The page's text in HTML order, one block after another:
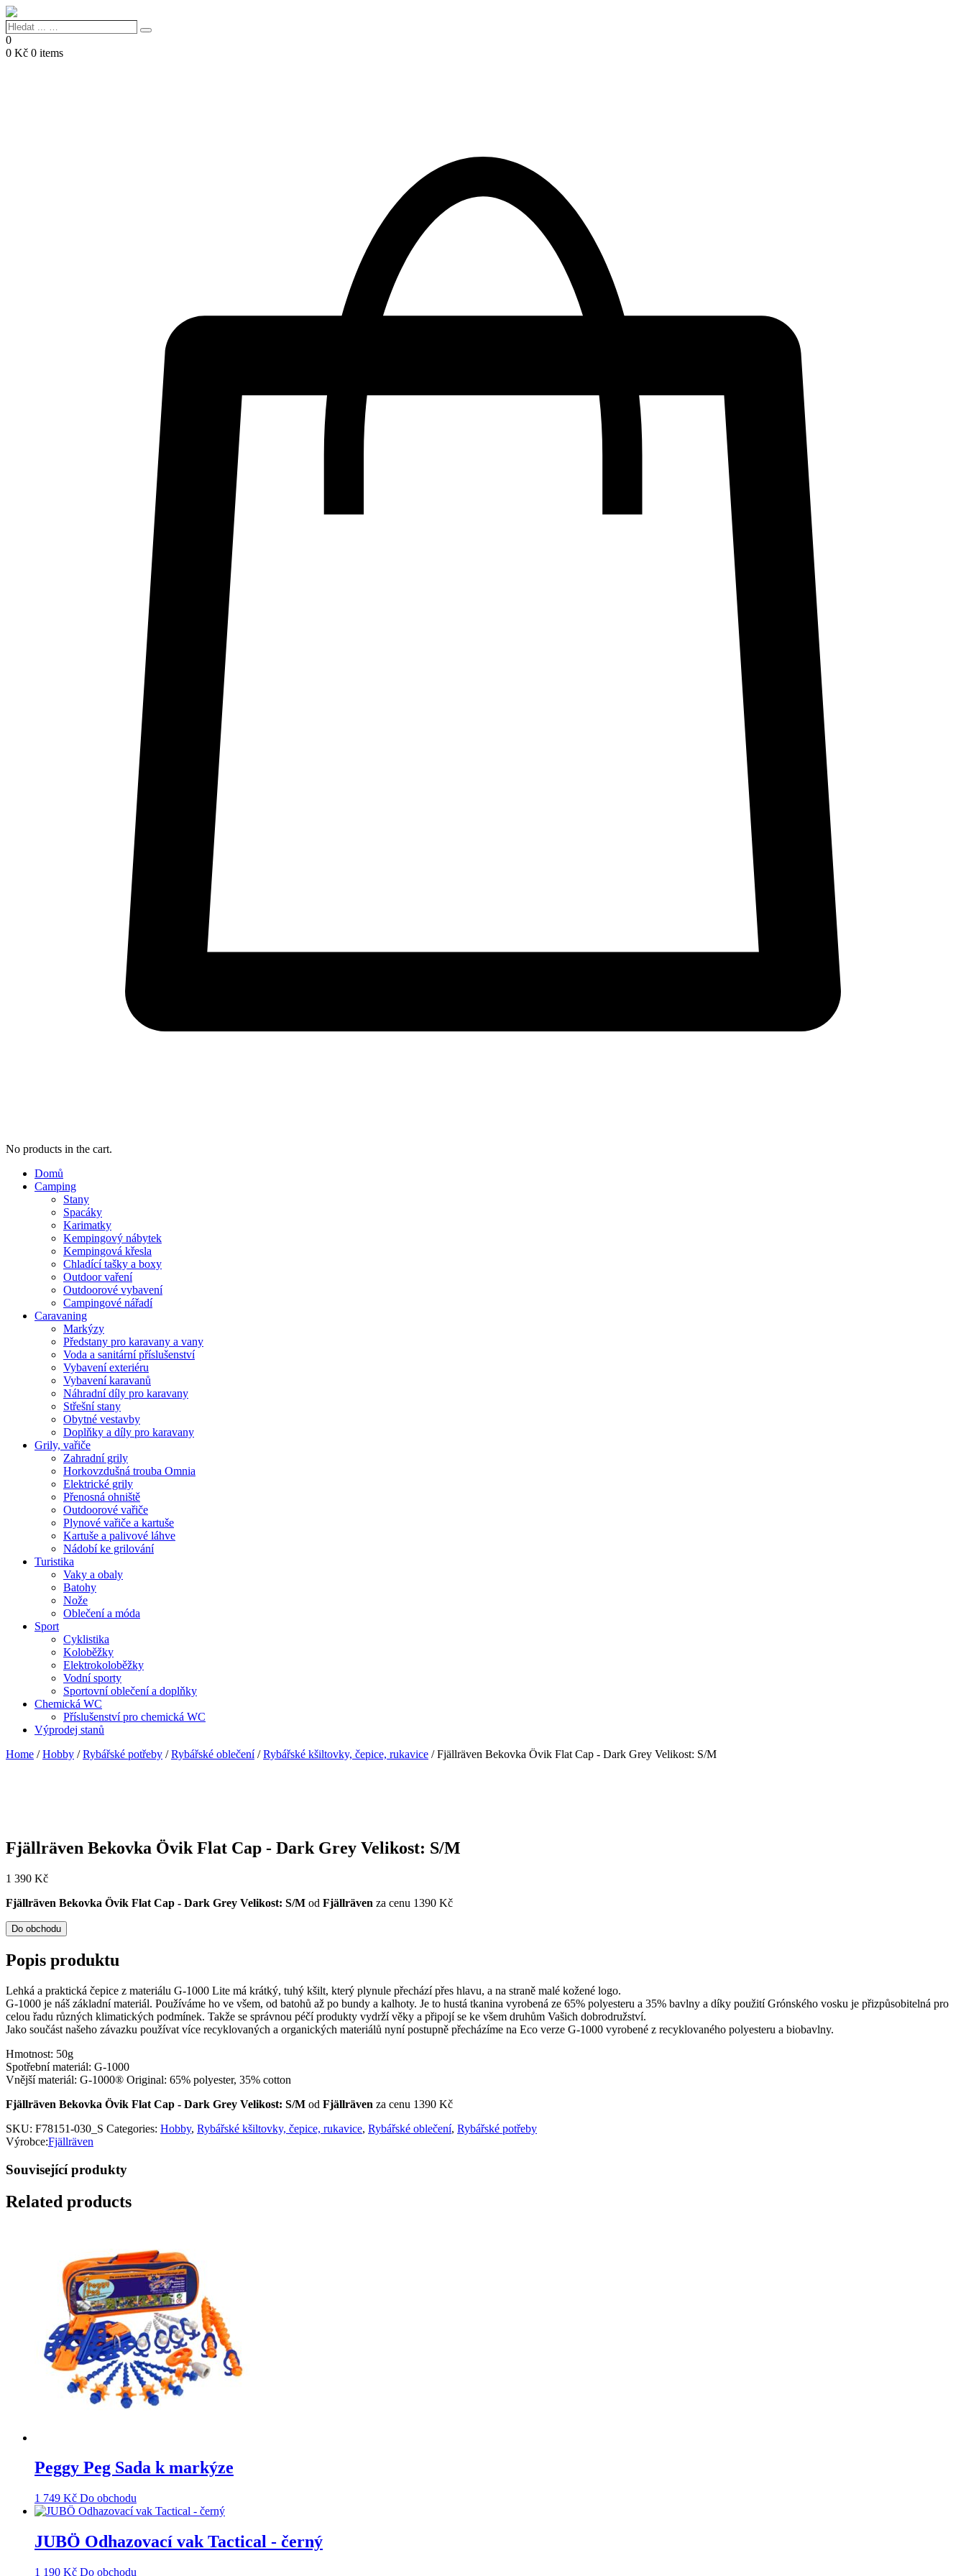
Hledat
...
…
Search
0
0 Kč 0 items
No products in the cart.
Domů
Camping
Stany
Spacáky
Karimatky
Kempingový nábytek
Kempingová křesla
Chladící tašky a boxy
Outdoor vaření
Outdoorové vybavení
Campingové nářadí
Caravaning
Markýzy
Předstany pro karavany a vany
Voda a sanitární příslušenství
Vybavení exteriéru
Vybavení karavanů
Náhradní díly pro karavany
Střešní stany
Obytné vestavby
Doplňky a díly pro karavany
Grily, vařiče
Zahradní grily
Horkovzdušná trouba Omnia
Elektrické grily
Přenosná ohniště
Outdoorové vařiče
Plynové vařiče a kartuše
Kartuše a palivové láhve
Nádobí ke grilování
Turistika
Vaky a obaly
Batohy
Nože
Oblečení a móda
Sport
Cyklistika
Koloběžky
Elektrokoloběžky
Vodní sporty
Sportovní oblečení a doplňky
Chemická WC
Příslušenství pro chemická WC
Výprodej stanů
Home /Hobby /Rybářské potřeby /Rybářské oblečení/Rybářské kšiltovky, čepice, rukavice / Fjällräven Bekovka Övik Flat Cap - Dark Grey Velikost: S/M
Fjällräven Bekovka Övik Flat Cap - Dark Grey Velikost: S/M
1 390 Kč
Fjällräven Bekovka Övik Flat Cap - Dark Grey Velikost: S/M od Fjällräven za cenu 1390 Kč
Do obchodu
Popis produktu
Lehká a praktická čepice z materiálu G-1000 Lite má krátký, tuhý kšilt, který plynule přechází přes hlavu, a na straně malé kožené logo.
G-1000 je náš základní materiál. Používáme ho ve všem, od batohů až po bundy a kalhoty. Je to hustá tkanina vyrobená ze 65% polyesteru a 35% bavlny a díky použití Grónského vosku je přizpůsobitelná pro
celou řadu různých klimatických podmínek. Takže se správnou péčí produkty vydrží věky a připojí se ke všem druhům Vašich dobrodružství.
Jako součást našeho závazku používat více recyklovaných a organických materiálů nyní postupně přecházíme na Eco verze G-1000 vyrobené z recyklovaného polyesteru a biobavlny.
Hmotnost: 50g
Spotřební materiál: G-1000
Vnější materiál: G-1000® Original: 65% polyester, 35% cotton
Fjällräven Bekovka Övik Flat Cap - Dark Grey Velikost: S/M od Fjällräven za cenu 1390 Kč
SKU: F78151-030_S Categories: Hobby, Rybářské kšiltovky, čepice, rukavice, Rybářské oblečení, Rybářské potřeby
Výrobce:Fjällräven
Související produkty
Related products
Peggy Peg Sada k markýze
1 749 Kč Do obchodu
JUBÖ Odhazovací vak Tactical - černý
1 190 Kč Do obchodu